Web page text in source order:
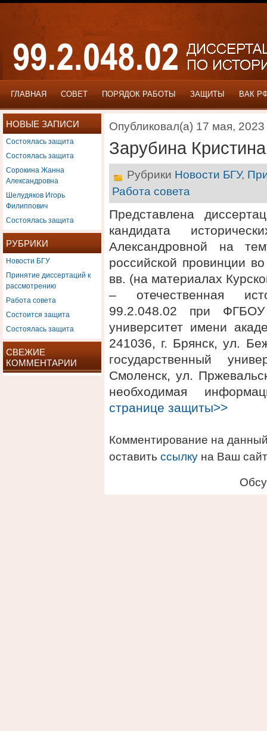
ГЛАВНАЯ СОВЕТ ПОРЯДОК РАБОТЫ ЗАЩИТЫ ВАК
НОВЫЕ ЗАПИСИ
Состоялась защита
Состоялась защита
Сорокина Жанна
Александровна
Шелудяков Игорь
Филиппович
Состоялась защита
РУБРИКИ
Новости БГУ
Принятие диссертаций к
рассмотрению
Работа совета
Состоится защита
Состоялась защита
СВЕЖИЕ
КОММЕНТАРИИ
Опубликовал(а) 17 мая,
Зарубина
Рубрики Новости БГУ,
Работа совета
Представлена
кандидата
Александровной на
российской провинции
вв. (на материалах
– отечественная
99.2.048.02 при ФГБОУ
университет имени
241036, г. Брянск, ул.
государственный
Смоленск, ул.
необходимая
странице защиты>>
Комментирование на
оставить ссылку на Ваш